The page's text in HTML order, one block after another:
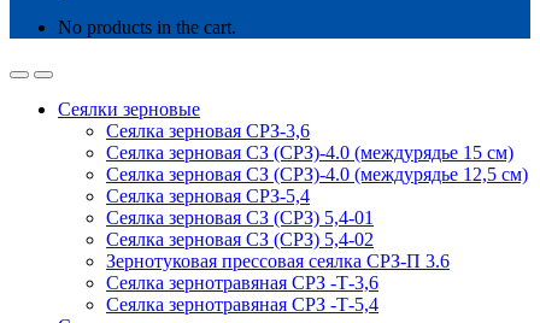
No products in the cart.
Сеялки зерновые
Сеялка зерновая СРЗ-3,6
Сеялка зерновая СЗ (СРЗ)-4.0 (междурядье 15 см)
Сеялка зерновая СЗ (СРЗ)-4.0 (междурядье 12,5 см)
Сеялка зерновая СРЗ-5,4
Сеялка зерновая СЗ (СРЗ) 5,4-01
Сеялка зерновая СЗ (СРЗ) 5,4-02
Зернотуковая прессовая сеялка СРЗ-П 3.6
Сеялка зернотравяная СРЗ -Т-3,6
Сеялка зернотравяная СРЗ -Т-5,4